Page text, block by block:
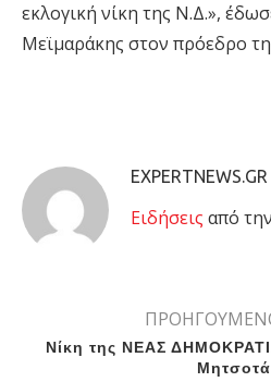
εκλογική νίκη της Ν.Δ.»,
Μεϊμαράκης στον πρόεδρο
EXPERTNEWS.GR
Eιδήσεις από
Νίκη της ΝΕΑΣ